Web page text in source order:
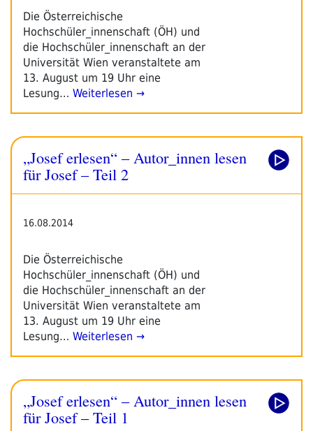
Die Österreichische
Hochschüler_innenschaft (ÖH) und
die Hochschüler_innenschaft an der
Universität Wien veranstaltete am
13. August um 19 Uhr eine
Lesung… Weiterlesen →
„Josef erlesen“ – Autor_innen lesen
für Josef – Teil 2
16.08.2014
Die Österreichische
Hochschüler_innenschaft (ÖH) und
die Hochschüler_innenschaft an der
Universität Wien veranstaltete am
13. August um 19 Uhr eine
Lesung… Weiterlesen →
„Josef erlesen“ – Autor_innen lesen
für Josef – Teil 1